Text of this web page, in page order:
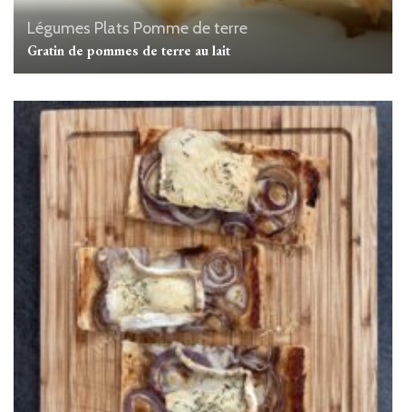
Légumes Plats Pomme de terre
Gratin de pommes de terre au lait